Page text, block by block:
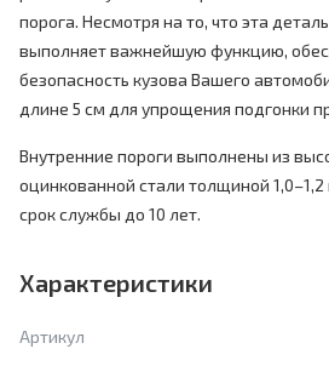
порога. Несмотря на то, что эта
выполняет важнейшую функцию,
безопасность кузова Вашего
длине 5 см для упрощения подгонки
Внутренние пороги выполнены из
оцинкованной стали толщиной
срок службы до 10 лет.
Характеристики
Артикул